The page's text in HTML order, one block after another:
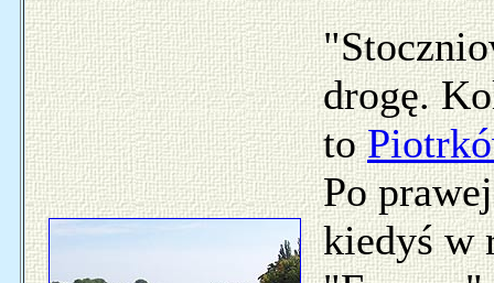
drogę.
to
Po
kiedyś w